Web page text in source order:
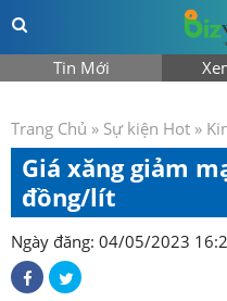
Tin Mới
Trang Chủ » Sự kiện Hot »
Giá xăng giảm
đồng/lít
Ngày đăng: 04/05/2023